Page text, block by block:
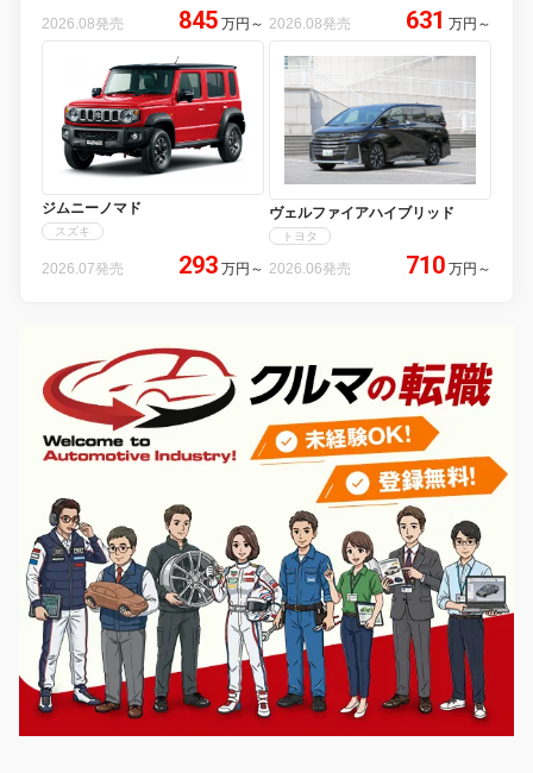
2026.08発売 845 万円 ～ 2026.08発売 631 万円 ～
ジムニーノマド
スズキ
2026.07発売 293 万円 ～
ヴェルファイアハイブリッド
トヨタ
2026.06発売 710 万円 ～